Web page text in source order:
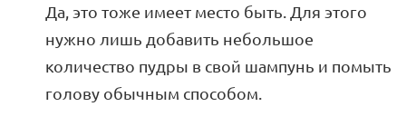
Да, это тоже имеет место быть. Для этого
нужно лишь добавить небольшое
количество пудры в свой шампунь и помыть
голову обычным способом.